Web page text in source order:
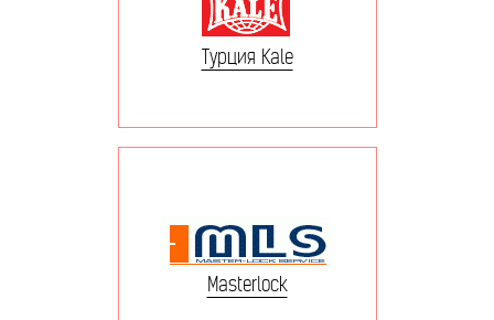
Турция Kale
Masterlock